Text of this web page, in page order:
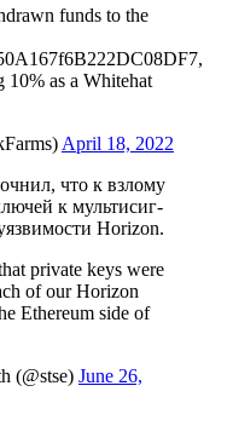
funds to the
10% as a Whitehat
April 18, 2022
что к взлому
к мультисиг-
Horizon.
private keys were
of our Horizon
Ethereum side of
(@stse) June 26,